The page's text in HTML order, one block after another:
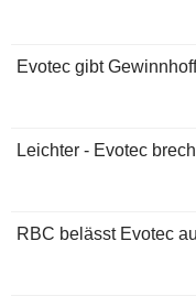
Evotec gibt
Leichter - Evotec
RBC belässt Evotec